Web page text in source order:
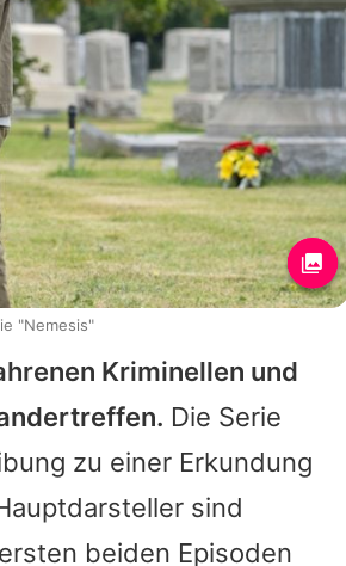
Kriminellen und
Die Serie
zu einer Erkundung
sind
beiden Episoden
"Nemesis"